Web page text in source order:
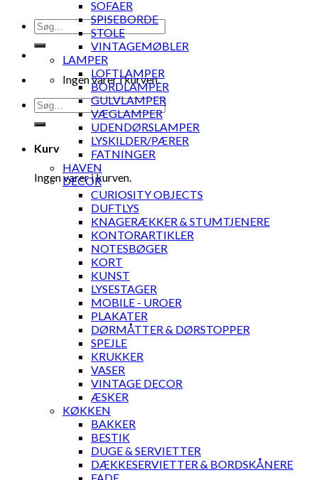
Søg
efter:
Ingen varer i kurven.
Søg
efter:
Kurv
Ingen varer i kurven.
SOFAER
SPISEBORDE
STOLE
VINTAGEMØBLER
LAMPER
LOFTLAMPER
BORDLAMPER
GULVLAMPER
VÆGLAMPER
UDENDØRSLAMPER
LYSKILDER/PÆRER
FATNINGER
HAVEN
DECOR
CURIOSITY OBJECTS
DUFTLYS
KNAGERÆKKER & STUMTJENERE
KONTORARTIKLER
NOTESBØGER
KORT
KUNST
LYSESTAGER
MOBILE - UROER
PLAKATER
DØRMÅTTER & DØRSTOPPER
SPEJLE
KRUKKER
VASER
VINTAGE DECOR
ÆSKER
KØKKEN
BAKKER
BESTIK
DUGE & SERVIETTER
DÆKKESERVIETTER & BORDSKÅNERE